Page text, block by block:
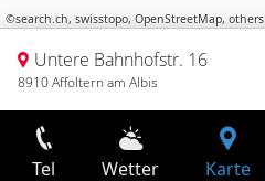
©search.ch, swisstopo, OpenStreetMap, others
Untere Bahnhofstr. 16
8910 Affoltern am Albis
Tel Wetter Karte